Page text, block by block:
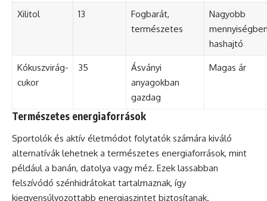
Xilitol 13
Fogbarát,
természetes
Nagyobb
hashajtó
Kókuszvirág-
cukor
35
Ásványi
anyagokban
gazdag
Magas ár
Természetes energiaforrások
Sportolók és aktív életmódot folytatók számára kiváló
alternatívák lehetnek a természetes energiaforrások, mint
például a banán, datolya vagy méz. Ezek lassabban
felszívódó szénhidrátokat tartalmaznak, így
kiegyensúlyozottabb energiaszintet biztosítanak.